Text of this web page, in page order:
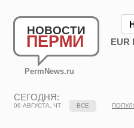
НОВОСТИ
ПЕРМИ
PermNews.ru
EUR
СЕГОДНЯ:
06 АВГУСТА, ЧТ ВСЕ